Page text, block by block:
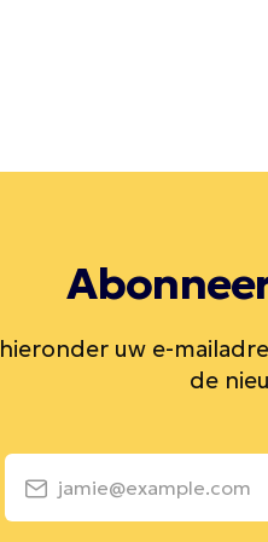
uw e-
de
jamie@example.com